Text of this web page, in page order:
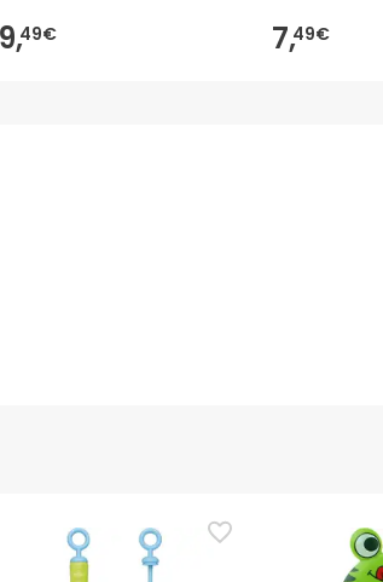
9,49€ 7,49€